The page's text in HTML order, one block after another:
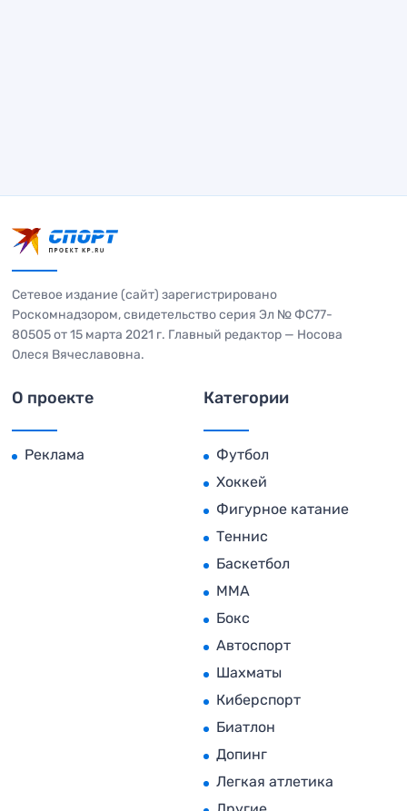
Сетевое издание (сайт) зарегистрировано
Роскомнадзором, свидетельство серия Эл № ФС77-
80505 от 15 марта 2021 г. Главный редактор — Носова
Олеся Вячеславовна.
О проекте
Реклама
Категории
Футбол
Хоккей
Фигурное катание
Теннис
Баскетбол
MMA
Бокс
Автоспорт
Шахматы
Киберспорт
Биатлон
Допинг
Легкая атлетика